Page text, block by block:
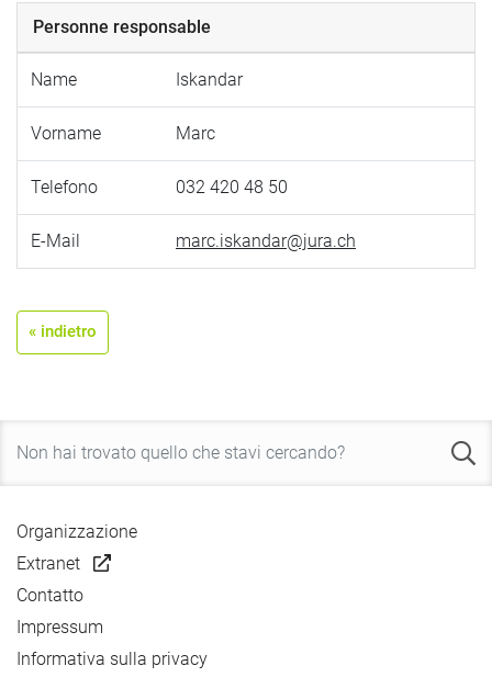
Personne responsable
Name Iskandar
Vorname Marc
Telefono 032 420 48 50
E-Mail marc.iskandar@jura.ch
« indietro
Organizzazione
Extranet
Contatto
Impressum
Informativa sulla privacy